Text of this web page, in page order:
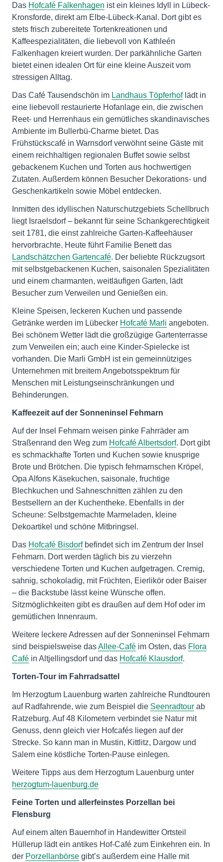
Das Hofcafé Falkenhagen ist ein kleines Idyll in Lübeck-
Kronsforde, direkt am Elbe-Lübeck-Kanal. Dort gibt es
stets frisch zubereitete Tortenkreationen und
Kaffeespezialitäten, die liebevoll von Kathleén
Falkenhagen kreiert wurden. Der parkähnliche Garten
bietet einen idealen Ort für eine kleine Auszeit vom
stressigen Alltag.
Das Café Tausendschön im Landhaus Töpferhoflädt in
eine liebevoll restaurierte Hofanlage ein, die zwischen
Reet- und Herrenhaus ein gemütliches skandinavisches
Ambiente im Bullerbü-Charme bietet. Das
Frühstückscafé in Warnsdorf verwöhnt seine Gäste mit
einem reichhaltigen regionalen Buffet sowie selbst
gebackenem Kuchen und Torten aus hochwertigen
Zutaten. Außerdem können Besucher Dekorations- und
Geschenkartikeln sowie Möbel entdecken.
Inmitten des idyllischen Naturschutzgebiets Schellbruch
liegt Israelsdorf – bekannt für seine Schankgerechtigkeit
seit 1781, die einst zahlreiche Garten-Kaffeehäuser
hervorbrachte. Heute führt Familie Benett das
Landschätzchen Gartencafé. Der beliebte Rückzugsort
mit selbstgebackenen Kuchen, saisonalen Spezialitäten
und einem charmanten, weitläufigen Garten, lädt
Besucher zum Verweilen und Genießen ein.
Kleine Speisen, leckeren Kuchen und passende
Getränke werden im Lübecker Hofcafé Marli angeboten.
Bei schönem Wetter lädt die großzügige Gartenterrasse
zum Verweilen ein; auch eine Kinder-Spielecke ist
vorhanden. Die Marli GmbH ist ein gemeinnütziges
Unternehmen mit breitem Angebotsspektrum für
Menschen mit Leistungseinschränkungen und
Behinderungen.
Kaffeezeit auf der Sonneninsel Fehmarn
Auf der Insel Fehmarn weisen pinke Fahrräder am
Straßenrand den Weg zum Hofcafé Albertsdorf. Dort gibt
es schmackhafte Torten und Kuchen sowie knusprige
Brote und Brötchen. Die typisch fehmarnschen Kröpel,
Opa Alfons Käsekuchen, saisonale, fruchtige
Blechkuchen und Sahneschnitten zählen zu den
Bestsellern an der Kuchentheke. Ebenfalls in der
Scheune: Selbstgemachte Marmeladen, kleine
Dekoartikel und schöne Mitbringsel.
Das Hofcafé Bisdorfbefindet sich im Zentrum der Insel
Fehmarn. Dort werden täglich bis zu vierzehn
verschiedene Torten und Kuchen aufgetragen. Cremig,
sahnig, schokoladig, mit Früchten, Eierlikör oder Baiser
– die Backstube lässt keine Wünsche offen.
Sitzmöglichkeiten gibt es draußen auf dem Hof oder im
gemütlichen Innenraum.
Weitere leckere Adressen auf der Sonneninsel Fehmarn
sind beispielsweise dasAllee-Café im Osten, das Flora
Café in Altjellingsdorf und das Hofcafé Klausdorf.
Torten-Tour im Fahrradsattel
Im Herzogtum Lauenburg warten zahlreiche Rundtouren
auf Radfahrende, wie zum Beispiel die Seenradtour ab
Ratzeburg. Auf 48 Kilometern verbindet sie Natur mit
Genuss, denn gleich vier Hofcafés liegen auf der
Strecke. So kann man in Mustin, Kittlitz, Dargow und
Salem eine köstliche Torten-Pause einlegen.
Weitere Tipps aus dem Herzogtum Lauenburg unter
herzogtum-lauenburg.de
Feine Torten und allerfeinstes Porzellan bei
Flensburg
Auf einem alten Bauernhof in Handewitter Ortsteil
Hüllerup lädt ein antikes Hof-Café zum Einkehren ein. In
der Porzellanbörse gibt’s außerdem eine Halle mit